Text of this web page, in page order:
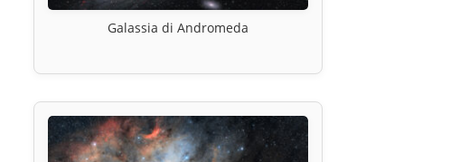
Galassia di Andromeda